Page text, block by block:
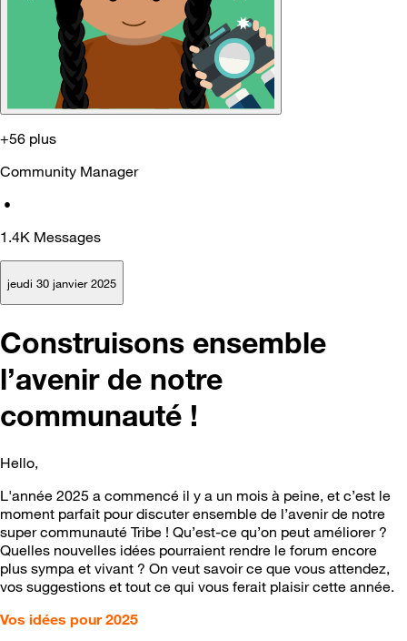
+56 plus
Community Manager
•
1.4K Messages
jeudi 30 janvier 2025
Construisons ensemble
l’avenir de notre
communauté !
Hello,
L'année 2025 a commencé il y a un mois à peine, et c’est le
moment parfait pour discuter ensemble de l’avenir de notre
super communauté Tribe ! Qu’est-ce qu’on peut améliorer ?
Quelles nouvelles idées pourraient rendre le forum encore
plus sympa et vivant ? On veut savoir ce que vous attendez,
vos suggestions et tout ce qui vous ferait plaisir cette année.
Vos idées pour 2025